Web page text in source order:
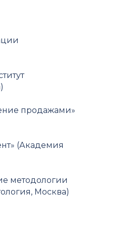
продажами»
(Академия
методологии
Москва)